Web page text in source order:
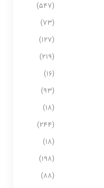
(۵۴۷)
(۷۳)
(۱۲۷)
(۲۱۹)
(۱۶)
(۹۳)
(۱۸)
(۲۴۴)
(۱۸)
(۱۹۸)
(۸۸)